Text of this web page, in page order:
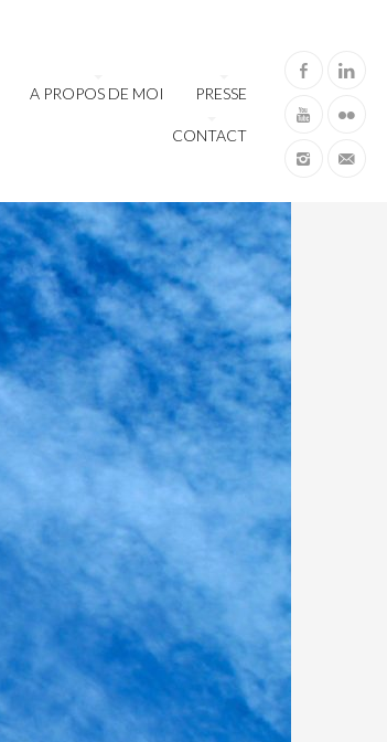
A PROPOS DE MOI PRESSE
CONTACT